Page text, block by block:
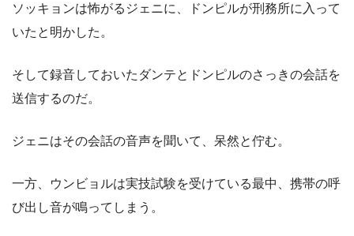
ソッキョンは怖がるジェニに、ドンピルが刑務所に入って
いたと明かした。
そして録音しておいたダンテとドンピルのさっきの会話を
送信するのだ。
ジェニはその会話の音声を聞いて、呆然と佇む。
一方、ウンビョルは実技試験を受けている最中、携帯の呼
び出し音が鳴ってしまう。